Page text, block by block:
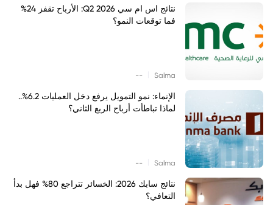
نتائج اس ام سي Q2 2026: الأرباح تقفز 24%
فما توقعات النمو؟
Salma
--
الإنماء: نمو التمويل يرفع دخل العمليات 6.2%..
لماذا تباطأت أرباح الربع الثاني؟
Salma
--
نتائج سابك 2026: الخسائر تتراجع 80% فهل بدأ
التعافي؟